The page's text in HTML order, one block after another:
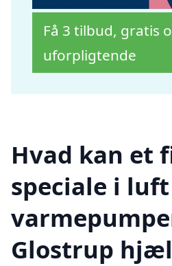
Få 3 tilbud, gratis
uforpligtende
Hvad kan et
speciale i
Glostrup